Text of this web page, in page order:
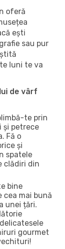
oferă
ești
sau pur
luni te va
de vârf
te prin
și petrece
Fă o
și
spatele
clădiri din
bine
mai bună
unei țări.
gourmet